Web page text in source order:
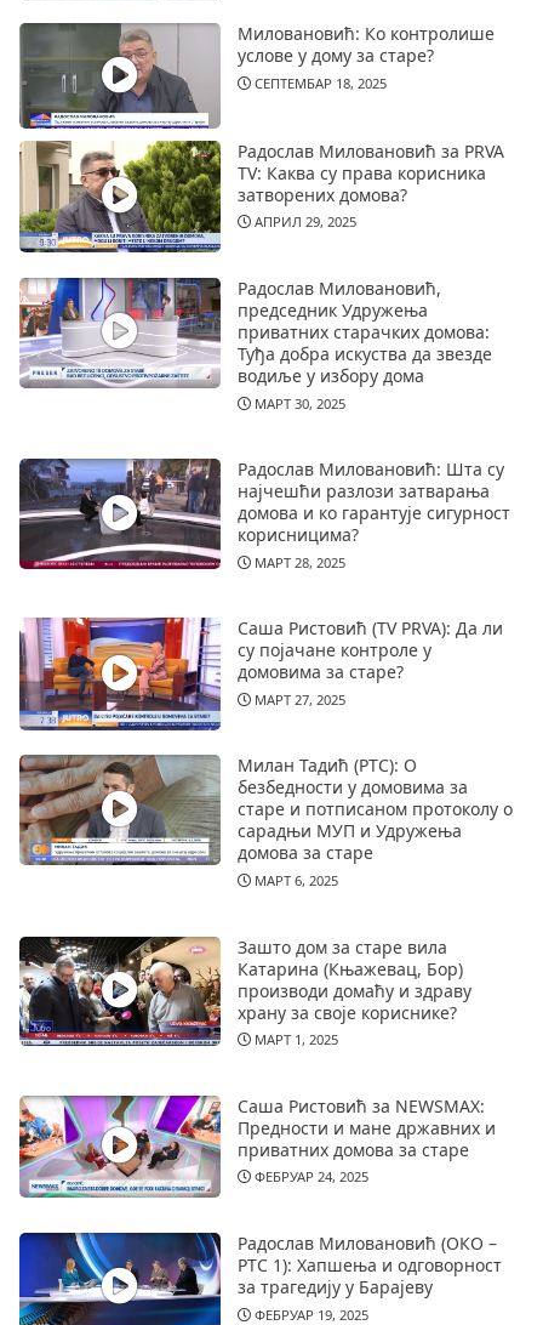
Миловановић: Ко контролише
услове у дому за старе?
СЕПТЕМБАР 18, 2025
Радослав Миловановић за PRVA
TV: Каква су права корисника
затворених домова?
АПРИЛ 29, 2025
Радослав Миловановић,
председник Удружења
приватних старачких домова:
Туђа добра искуства да звезде
водиље у избору дома
МАРТ 30, 2025
Радослав Миловановић: Шта су
најчешћи разлози затварања
домова и ко гарантује сигурност
корисницима?
МАРТ 28, 2025
Саша Ристовић (TV PRVA): Да ли
су појачане контроле у
домовима за старе?
МАРТ 27, 2025
Милан Тадић (РТС): О
безбедности у домовима за
старе и потписаном протоколу о
сарадњи МУП и Удружења
домова за старе
МАРТ 6, 2025
Зашто дом за старе вила
Катарина (Књажевац, Бор)
производи домаћу и здраву
храну за своје кориснике?
МАРТ 1, 2025
Саша Ристовић за NEWSMAX:
Предности и мане државних и
приватних домова за старе
ФЕБРУАР 24, 2025
Радослав Миловановић (ОКО –
РТС 1): Хапшења и одговорност
за трагедију у Барајеву
ФЕБРУАР 19, 2025